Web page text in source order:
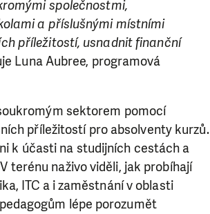
společnostmi,
a příslušnými místními
příležitostí, usnadnit finanční
Luna Aubree, programová
sektorem pomocí
příležitostí pro absolventy kurzů.
k účasti na studijních cestách a
terénu naživo viděli, jak probíhají
ITC a i zaměstnání v oblasti
lépe porozumět
NÁS!
Vaší podpory. Ať už se nám
to nejvíce potřeba.